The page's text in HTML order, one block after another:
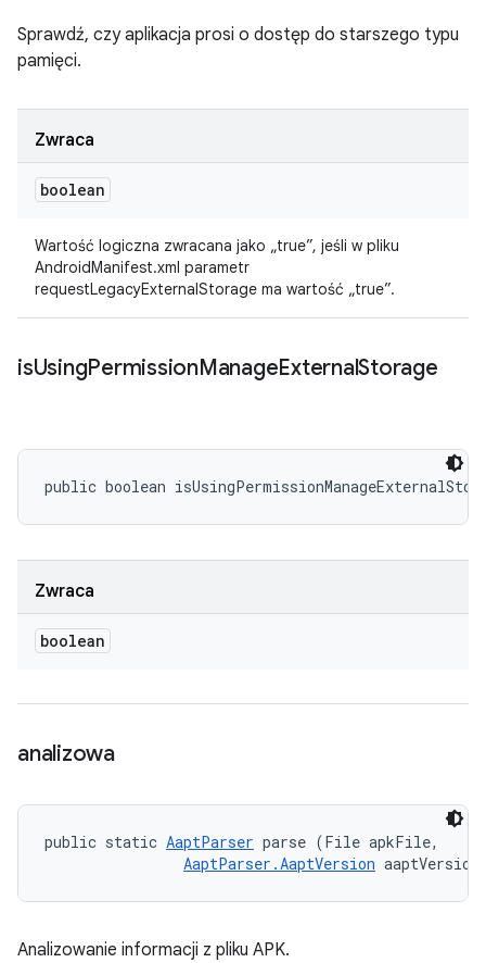
Sprawdź, czy aplikacja prosi o dostęp do starszego typu
pamięci.
Zwraca
boolean
Wartość logiczna zwracana jako „true”, jeśli w pliku
AndroidManifest.xml parametr
requestLegacyExternalStorage ma wartość „true”.
isUsingPermissionManageExternalStorage
public boolean
Zwraca
boolean
analizowa
public static AaptParser parse (File apkFile,
AaptParser.AaptVersion
Analizowanie informacji z pliku APK.